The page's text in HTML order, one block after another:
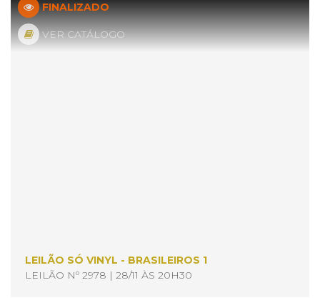
LEILÃO SÓ VINYL - BRASILEIROS 1
LEILÃO Nº 2978 | 28/11 ÀS 20H30
FINALIZADO
VER CATÁLOGO